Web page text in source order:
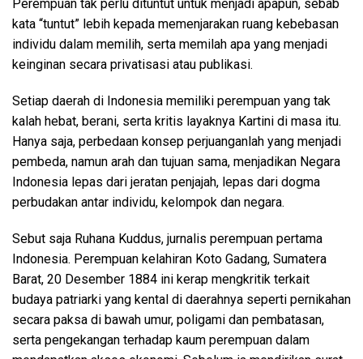
Perempuan tak perlu dituntut untuk menjadi apapun, sebab
kata “tuntut” lebih kepada memenjarakan ruang kebebasan
individu dalam memilih, serta memilah apa yang menjadi
keinginan secara privatisasi atau publikasi.
Setiap daerah di Indonesia memiliki perempuan yang tak
kalah hebat, berani, serta kritis layaknya Kartini di masa itu.
Hanya saja, perbedaan konsep perjuanganlah yang menjadi
pembeda, namun arah dan tujuan sama, menjadikan Negara
Indonesia lepas dari jeratan penjajah, lepas dari dogma
perbudakan antar individu, kelompok dan negara.
Sebut saja Ruhana Kuddus, jurnalis perempuan pertama
Indonesia. Perempuan kelahiran Koto Gadang, Sumatera
Barat, 20 Desember 1884 ini kerap mengkritik terkait
budaya patriarki yang kental di daerahnya seperti pernikahan
secara paksa di bawah umur, poligami dan pembatasan,
serta pengekangan terhadap kaum perempuan dalam